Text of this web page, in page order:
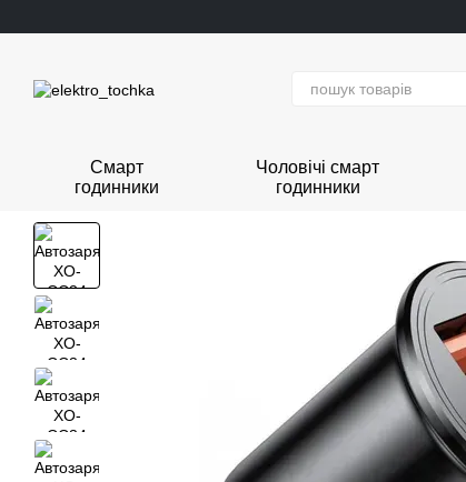
Смарт
годинники
Чоловічі смарт
годинники